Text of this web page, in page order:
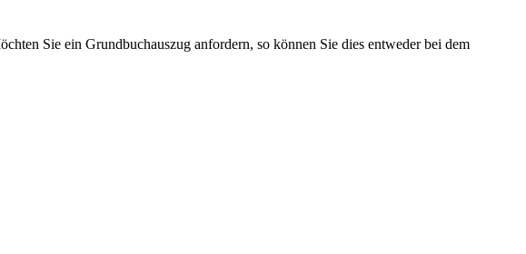
Sie ein Grundbuchauszug anfordern, so können Sie dies entweder bei dem